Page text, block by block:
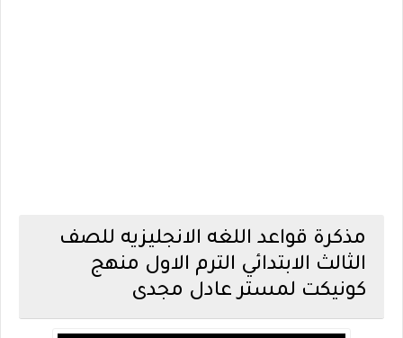
مذكرة قواعد اللغه الانجليزيه للصف
الثالث الابتدائي الترم الاول منهج
كونيكت لمستر عادل مجدى